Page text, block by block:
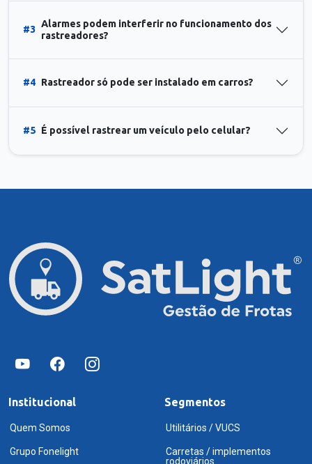
#3
Alarmes podem interferir no funcionamento dos
rastreadores?
#4 Rastreador só pode ser instalado em carros?
#5 É possível rastrear um veículo pelo celular?
Institucional
Quem Somos
Grupo Fonelight
Segmentos
Utilitários / VUCS
Carretas / implementos
rodoviários